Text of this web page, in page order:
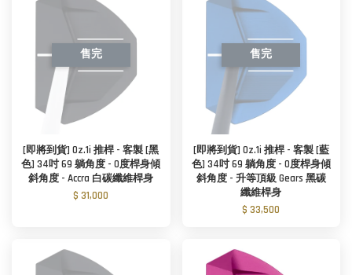
售完
[即將到貨] Oz.1i 推桿 - 客製 [黑
色] 34吋 69 躺角度 - 0度桿身傾
斜角度 - Accra 白碳纖維桿身
$ 31,000
售完
[即將到貨] Oz.1i 推桿 - 客製 [藍
色] 34吋 69 躺角度 - 0度桿身傾
斜角度 - 升等頂級 Gears 黑碳
纖維桿身
$ 33,500